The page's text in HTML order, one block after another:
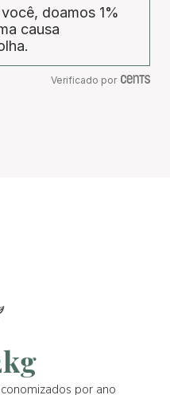
doamos 1%
causa
Verificado por
por ano